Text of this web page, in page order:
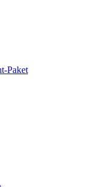
Paket